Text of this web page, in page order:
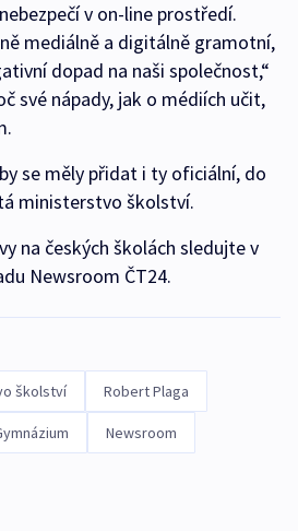
v on-line prostředí.
mediálně a digitálně gramotní,
dopad na naši společnost,“
své nápady, jak o médiích učit,
se měly přidat i ty oficiální, do
ministerstvo školství.
na českých školách sledujte v
Newsroom ČT24.
školství Robert Plaga
Newsroom